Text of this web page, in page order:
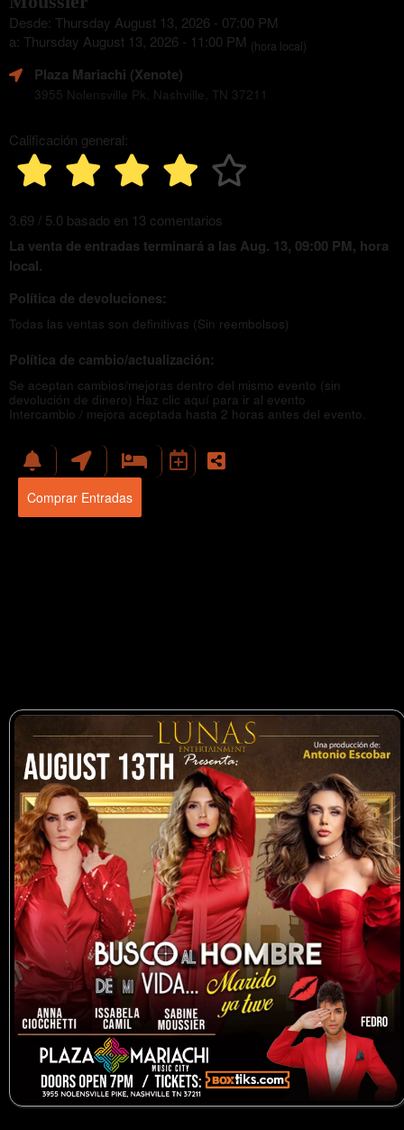
Desde: Thursday August 13, 2026 - 07:00 PM
a: Thursday August 13, 2026 - 11:00 PM (hora local)
Plaza Mariachi (Xenote)
3955 Nolensville Pk, Nashville, TN 37211
Calificación general:
3.69 / 5.0 basado en 13 comentarios
La venta de entradas terminará a las Aug. 13, 09:00 PM, hora
local.
Política de devoluciones:
Todas las ventas son definitivas (Sin reembolsos)
Política de cambio/actualización:
Se aceptan cambios/mejoras dentro del mismo evento (sin
devolución de dinero) Haz clic aquí para ir al evento
Intercambio / mejora aceptada hasta 2 horas antes del evento.
Comprar Entradas